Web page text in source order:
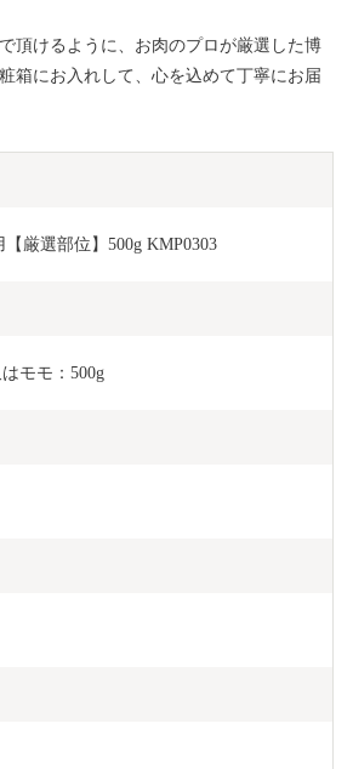
頂けるように、お肉のプロが厳選した博
箱にお入れして、心を込めて丁寧にお届
厳選部位】500g KMP0303
モモ：500g